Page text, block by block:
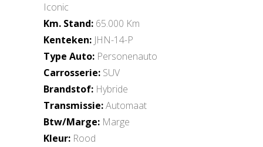
Iconic
Km. Stand: 65.000 Km
Kenteken: JHN-14-P
Type Auto: Personenauto
Carrosserie: SUV
Brandstof: Hybride
Transmissie:Automaat
Btw/Marge: Marge
Kleur: Rood